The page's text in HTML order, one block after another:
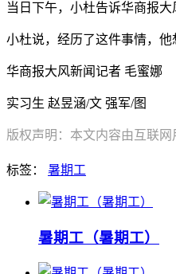
当日下午，小杜告诉华商报
小杜说，经历了这件事情，
华商报大风新闻记者 毛蜜娜
实习生 赵昱涵/文 强军/图
版权声明：本文内容由互联
标签： 暑期工
暑期工（暑期工）